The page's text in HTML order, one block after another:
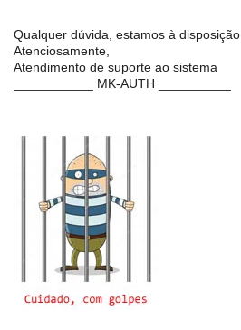
Qualquer dúvida, estamos à disposição.
Atenciosamente,
Atendimento de suporte ao sistema
___________ MK-AUTH __________